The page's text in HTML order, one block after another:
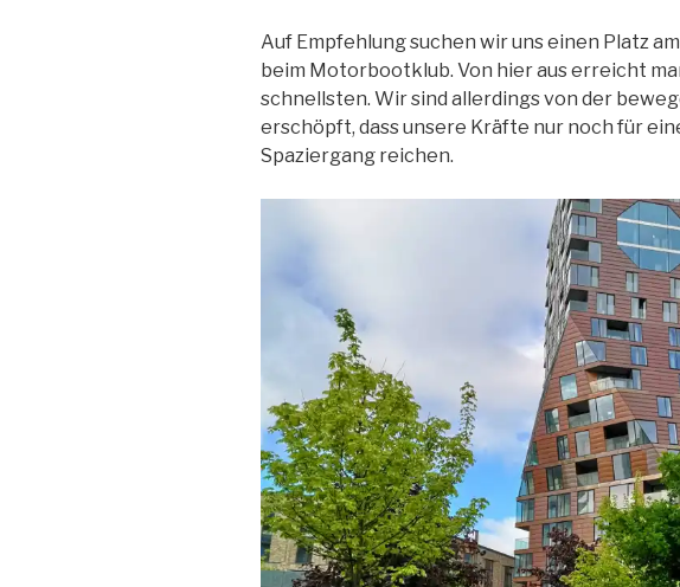
Auf Empfehlung suchen wir uns einen Platz
beim Motorbootklub. Von hier aus erreicht
schnellsten. Wir sind allerdings von der
erschöpft, dass unsere Kräfte nur noch für
Spaziergang reichen.